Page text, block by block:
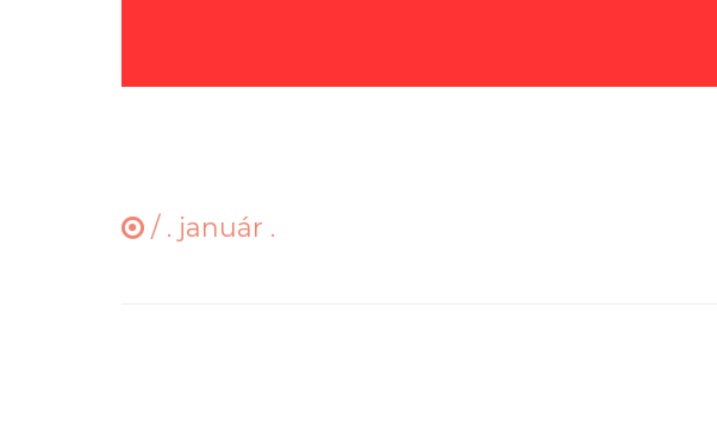
/ . január .